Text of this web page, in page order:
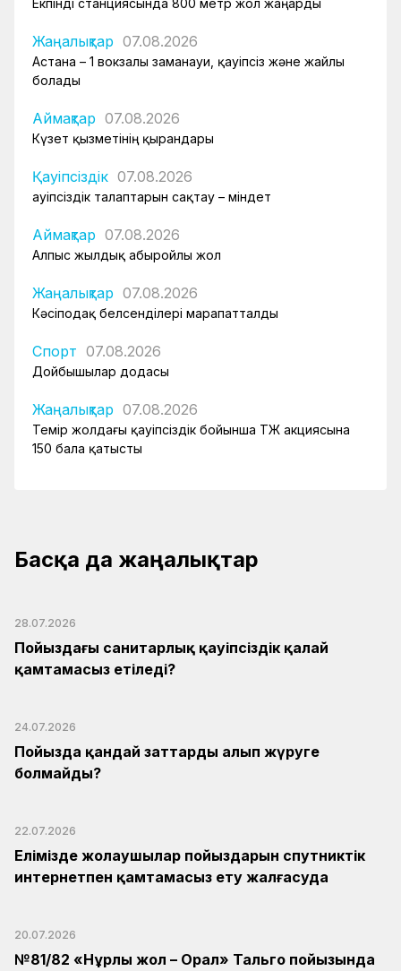
Екпінді станциясында 800 метр жол жаңарды
Жаңалықтар 07.08.2026
Астана – 1 вокзалы заманауи, қауіпсіз және жайлы
болады
Аймақтар 07.08.2026
Күзет қызметінің қырандары
Қауіпсіздік 07.08.2026
Қауіпсіздік талаптарын сақтау – міндет
Аймақтар 07.08.2026
Алпыс жылдық абыройлы жол
Жаңалықтар 07.08.2026
Кәсіподақ белсенділері марапатталды
Спорт 07.08.2026
Дойбышылар додасы
Жаңалықтар 07.08.2026
Темір жолдағы қауіпсіздік бойынша ҚТЖ акциясына
150 бала қатысты
Басқа да жаңалықтар
28.07.2026
Пойыздағы санитарлық қауіпсіздік қалай
қамтамасыз етіледі?
24.07.2026
Пойызда қандай заттарды алып жүруге
болмайды?
22.07.2026
Елімізде жолаушылар пойыздарын спутниктік
интернетпен қамтамасыз ету жалғасуда
20.07.2026
№81/82 «Нұрлы жол – Орал» Тальго пойызында